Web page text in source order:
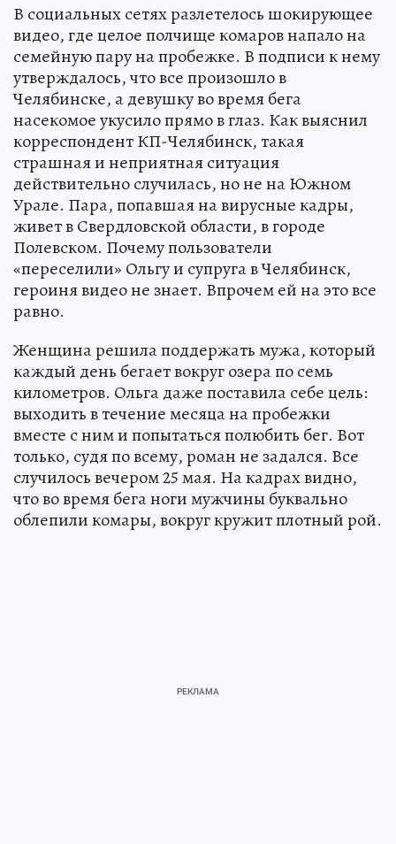
В социальных сетях разлетелось шокирующее
видео, где целое полчище комаров напало на
семейную пару на пробежке. В подписи к нему
утверждалось, что все произошло в
Челябинске, а девушку во время бега
насекомое укусило прямо в глаз. Как выяснил
корреспондент КП-Челябинск, такая
страшная и неприятная ситуация
действительно случилась, но не на Южном
Урале. Пара, попавшая на вирусные кадры,
живет в Свердловской области, в городе
Полевском. Почему пользователи
«переселили» Ольгу и супруга в Челябинск,
героиня видео не знает. Впрочем ей на это все
равно.
Женщина решила поддержать мужа, который
каждый день бегает вокруг озера по семь
километров. Ольга даже поставила себе цель:
выходить в течение месяца на пробежки
вместе с ним и попытаться полюбить бег. Вот
только, судя по всему, роман не задался. Все
случилось вечером 25 мая. На кадрах видно,
что во время бега ноги мужчины буквально
облепили комары, вокруг кружит плотный рой.